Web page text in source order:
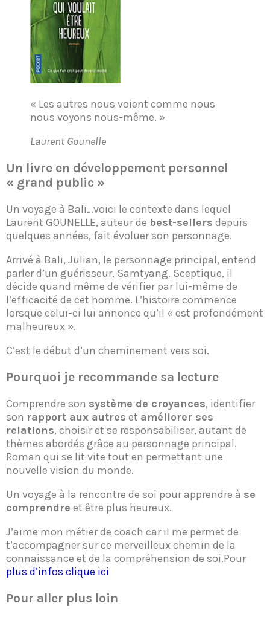
« Les autres nous voient comme nous
nous voyons nous-même. »
Laurent Gounelle
Un livre en développement personnel
« grand public »
Un voyage à Bali…voici le contexte dans lequel
Laurent GOUNELLE, auteur de best-sellers depuis
quelques années, fait évoluer son personnage.
Arrivé à Bali, Julian, le personnage principal, entend
parler d’un guérisseur, Samtyang. Sceptique, il
décide quand même de vérifier par lui-même de
l’efficacité de cet homme. L’histoire commence
lorsque celui-ci lui annonce qu’il « est profondément
malheureux ».
C’est le début d’un cheminement vers soi.
Pourquoi je recommande sa lecture
Comprendre son système de croyances, identifier
son rapport aux autres et améliorer ses
relations, choisir et se responsabiliser, autant de
thèmes abordés grâce au personnage principal.
Roman qui se lit vite tout en permettant une
nouvelle vision du monde.
Un voyage à la rencontre de soi pour apprendre à se
comprendre et être plus heureux.
J’aime mon métier de coach car il me permet de
t’accompagner sur ce merveilleux chemin de la
connaissance et de la compréhension de soi.Pour
plus d’infos clique ici
Pour aller plus loin